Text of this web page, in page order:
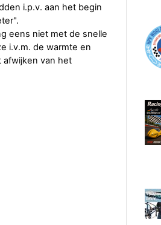
i.p.v. aan het begin
eens niet met de snelle
i.v.m. de warmte en
afwijken van het